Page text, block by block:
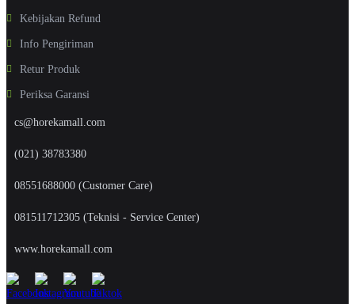
Kebijakan Refund
Info Pengiriman
Retur Produk
Periksa Garansi
cs@horekamall.com
(021) 38783380
08551688000 (Customer Care)
081511712305 (Teknisi - Service Center)
www.horekamall.com